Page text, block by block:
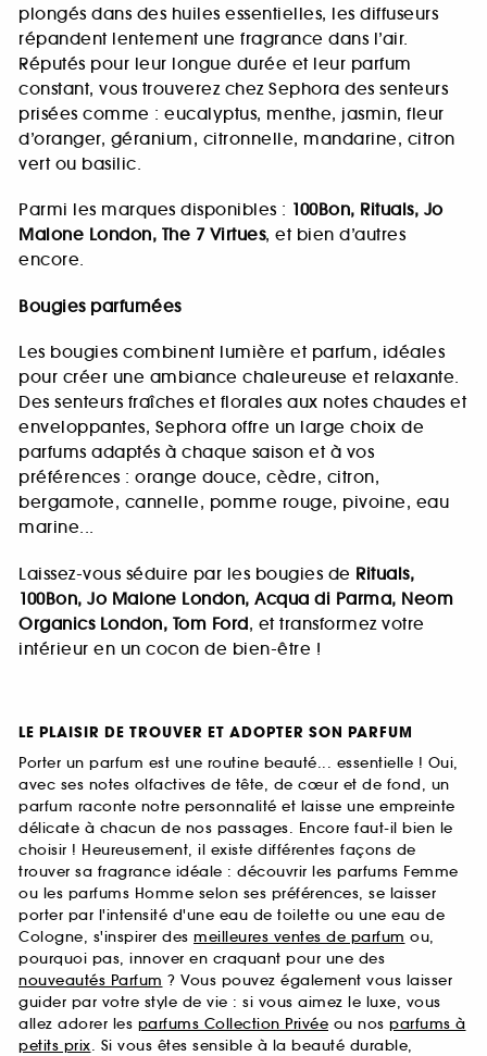
plongés dans des huiles essentielles, les diffuseurs
répandent lentement une fragrance dans l’air.
Réputés pour leur longue durée et leur parfum
constant, vous trouverez chez Sephora des senteurs
prisées comme : eucalyptus, menthe, jasmin, fleur
d’oranger, géranium, citronnelle, mandarine, citron
vert ou basilic.
Parmi les marques disponibles : 100Bon, Rituals, Jo
Malone London, The 7 Virtues, et bien d’autres
encore.
Bougies parfumées
Les bougies combinent lumière et parfum, idéales
pour créer une ambiance chaleureuse et relaxante.
Des senteurs fraîches et florales aux notes chaudes et
enveloppantes, Sephora offre un large choix de
parfums adaptés à chaque saison et à vos
préférences : orange douce, cèdre, citron,
bergamote, cannelle, pomme rouge, pivoine, eau
marine...
Laissez-vous séduire par les bougies de Rituals,
100Bon, Jo Malone London, Acqua di Parma, Neom
Organics London, Tom Ford, et transformez votre
intérieur en un cocon de bien-être !
LE PLAISIR DE TROUVER ET ADOPTER SON PARFUM
Porter un parfum est une routine beauté... essentielle ! Oui,
avec ses notes olfactives de tête, de cœur et de fond, un
parfum raconte notre personnalité et laisse une empreinte
délicate à chacun de nos passages. Encore faut-il bien le
choisir ! Heureusement, il existe différentes façons de
trouver sa fragrance idéale : découvrir les parfums Femme
ou les parfums Homme selon ses préférences, se laisser
porter par l'intensité d'une eau de toilette ou une eau de
Cologne, s'inspirer des meilleures ventes de parfum ou,
pourquoi pas, innover en craquant pour une des
nouveautés Parfum ? Vous pouvez également vous laisser
guider par votre style de vie : si vous aimez le luxe, vous
allez adorer les parfums Collection Privée ou nos parfums à
petits prix. Si vous êtes sensible à la beauté durable,